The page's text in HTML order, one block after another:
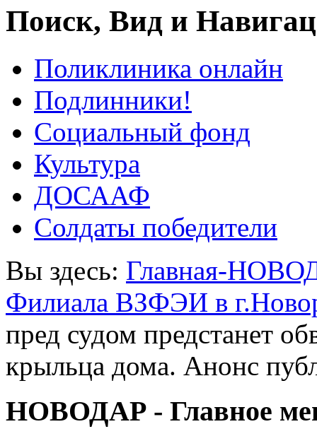
Поиск, Вид и
Поликлиника онлайн
Подлинники!
Социальный фонд
Культура
ДОСААФ
Солдаты победители
Вы здесь: Главная-
Филиала ВЗФЭИ в
пред судом предстанет
крыльца дома. Анонс
НОВОДАР - Главное